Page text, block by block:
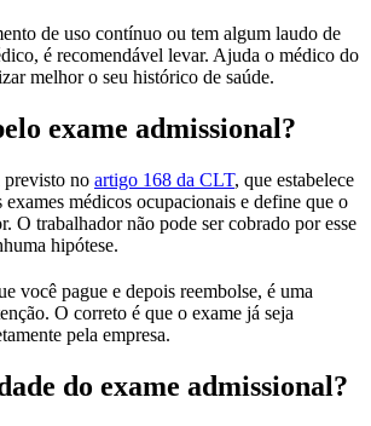
de uso contínuo ou tem algum laudo de
é recomendável levar. Ajuda o médico do
melhor o seu histórico de saúde.
exame admissional?
previsto no artigo 168 da CLT, que estabelece
médicos ocupacionais e define que o
O trabalhador não pode ser cobrado por esse
hipótese.
você pague e depois reembolse, é uma
O correto é que o exame já seja
pela empresa.
do exame admissional?